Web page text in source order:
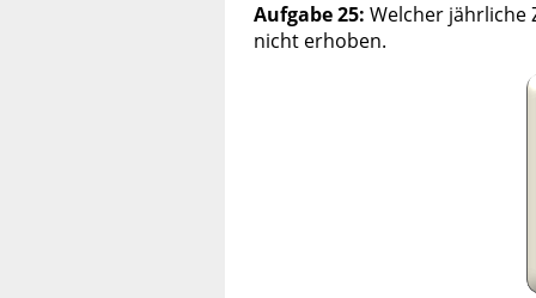
Aufgabe 25: Welcher jährliche
nicht erhoben.